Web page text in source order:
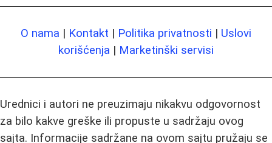
O nama | Kontakt | Politika privatnosti | Uslovi
korišćenja | Marketinški servisi
Urednici i autori ne preuzimaju nikakvu odgovornost
za bilo kakve greške ili propuste u sadržaju ovog
sajta. Informacije sadržane na ovom sajtu pružaju se